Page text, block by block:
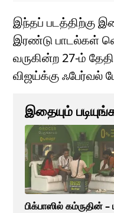
இந்தப் படத்திற்கு
இரண்டு பாடல்கள்
வருகின்ற 27-ம்
விஜய்க்கு ஃபேர்வல்
இதையும்
பிக்பாஸில் கம்ருதின் –